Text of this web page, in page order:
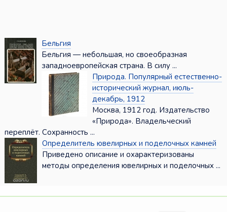
Бельгия
Бельгия — небольшая, но своеобразная
западноевропейская страна. В силу ...
Природа. Популярный естественно-
исторический журнал, июль-
декабрь, 1912
Москва, 1912 год. Издательство
«Природа». Владельческий
переплёт. Сохранность ...
Определитель ювелирных и поделочных камней
Приведено описание и охарактеризованы
методы определения ювелирных и поделочных ...